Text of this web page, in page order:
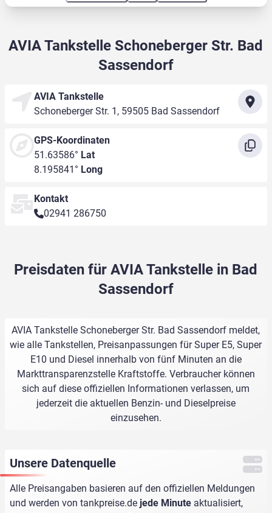
AVIA Tankstelle Schoneberger Str. Bad
Sassendorf
AVIA Tankstelle
Schoneberger Str. 1, 59505 Bad Sassendorf
GPS-Koordinaten
51.63586° Lat
8.195841° Long
Kontakt
02941 286750
Preisdaten für AVIA Tankstelle in Bad
Sassendorf
AVIA Tankstelle Schoneberger Str. Bad Sassendorf meldet,
wie alle Tankstellen, Preisanpassungen für Super E5, Super
E10 und Diesel innerhalb von fünf Minuten an die
Markttransparenzstelle Kraftstoffe. Verbraucher können
sich auf diese offiziellen Informationen verlassen, um
jederzeit die aktuellen Benzin- und Dieselpreise
einzusehen.
Unsere Datenquelle
Alle Preisangaben basieren auf den offiziellen Meldungen
und werden von tankpreise.de jede Minute aktualisiert,